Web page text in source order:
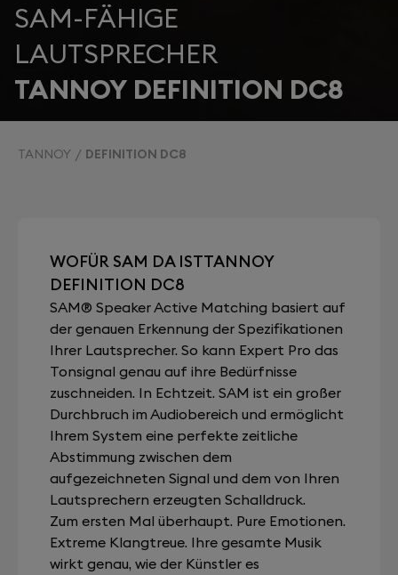
SAM-FÄHIGE
LAUTSPRECHER
TANNOY DEFINITION DC8
TANNOY DEFINITION DC8
WOFÜR SAM DA ISTTANNOY
DEFINITION DC8
SAM® Speaker Active Matching basiert auf
der genauen Erkennung der Spezifikationen
Ihrer Lautsprecher. So kann Expert Pro das
Tonsignal genau auf ihre Bedürfnisse
zuschneiden. In Echtzeit. SAM ist ein großer
Durchbruch im Audiobereich und ermöglicht
Ihrem System eine perfekte zeitliche
Abstimmung zwischen dem
aufgezeichneten Signal und dem von Ihren
Lautsprechern erzeugten Schalldruck.
Zum ersten Mal überhaupt. Pure Emotionen.
Extreme Klangtreue. Ihre gesamte Musik
wirkt genau, wie der Künstler es